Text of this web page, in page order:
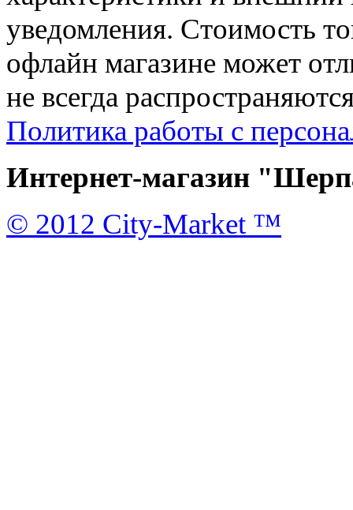
уведомления. Стоимость
офлайн магазине может
не всегда
Политика работы с
Интернет-магазин
© 2012 City-Market ™